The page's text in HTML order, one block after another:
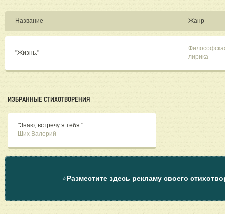
Название Жанр
"Жизнь."
лирика
ИЗБРАННЫЕ СТИХОТВОРЕНИЯ
"Знаю, встречу я тебя."
Ших Валерий
⭐Разместите здесь рекламу своего